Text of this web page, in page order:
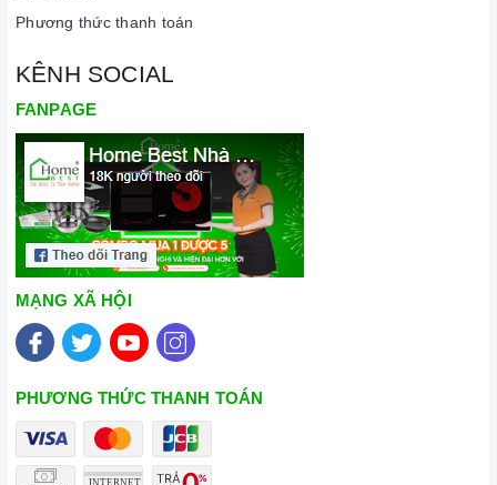
Phương thức thanh toán
KÊNH SOCIAL
FANPAGE
MẠNG XÃ HỘI
PHƯƠNG THỨC THANH TOÁN